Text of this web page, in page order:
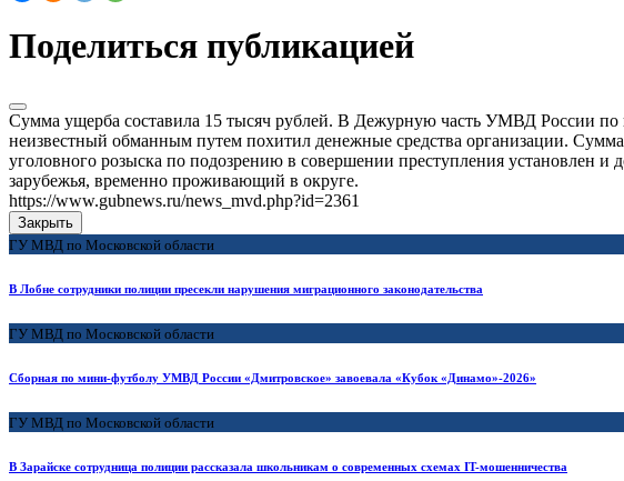
Поделиться публикацией
Сумма ущерба составила 15 тысяч рублей. В Дежурную часть УМВД России по
неизвестный обманным путем похитил денежные средства организации.
уголовного розыска по подозрению в совершении преступления установлен
зарубежья, временно проживающий в округе.
https://www.gubnews.ru/news_mvd.php?id=2361
Закрыть
ГУ МВД по Московской области
В Лобне сотрудники полиции пресекли нарушения миграционного законодательства
ГУ МВД по Московской области
Сборная по мини-футболу УМВД России «Дмитровское» завоевала «Кубок «Динамо»-2026»
ГУ МВД по Московской области
В Зарайске сотрудница полиции рассказала школьникам о современных схемах IT-мошенничества